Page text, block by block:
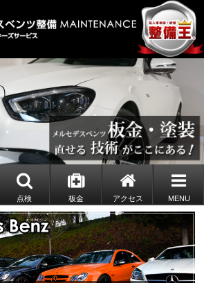
点検 板金 アクセス MENU